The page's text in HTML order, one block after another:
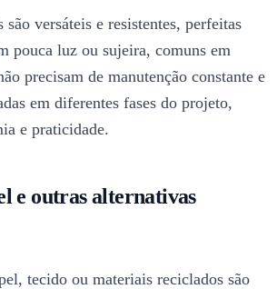
versáteis e resistentes, perfeitas
pouca luz ou sujeira, comuns em
precisam de manutenção constante e
em diferentes fases do projeto,
e praticidade.
e outras alternativas
tecido ou materiais reciclados são